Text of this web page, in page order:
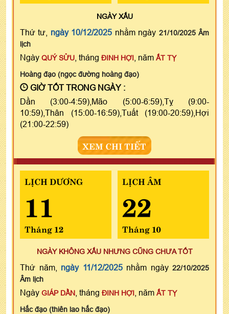
NGÀYXẤU
Thứ tư, ngày 10/12/2025 nhằm ngày 21/10/2025 Âm
lịch
Ngày QUÝ SỬU , tháng ĐINH HỢI , năm ẤT TỴ
Hoàng đạo (ngọc đường hoàng đạo)
GIỜ TỐT TRONG NGÀY :
Dần (3:00-4:59),Mão (5:00-6:59),Tỵ (9:00-
10:59),Thân (15:00-16:59),Tuất (19:00-20:59),Hợi
(21:00-22:59)
XEM CHI TIẾT
LỊCH DƯƠNG
11
Tháng 12
LỊCH ÂM
22
Tháng 10
NGÀY KHÔNG XẤU NHƯNG CŨNG CHƯA TỐT
Thứ năm, ngày 11/12/2025nhằm ngày 22/10/2025
Âm lịch
Ngày GIÁP DẦN , tháng ĐINH HỢI , năm ẤT TỴ
Hắc đạo (thiên lao hắc đạo)